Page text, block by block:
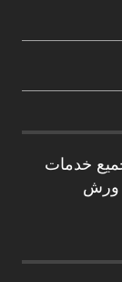
خدمات
ورش